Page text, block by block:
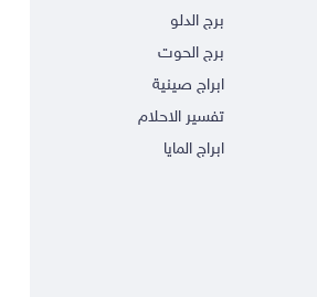
برج الدلو
برج الحوت
ابراج صينية
تفسير الاحلام
ابراج المايا